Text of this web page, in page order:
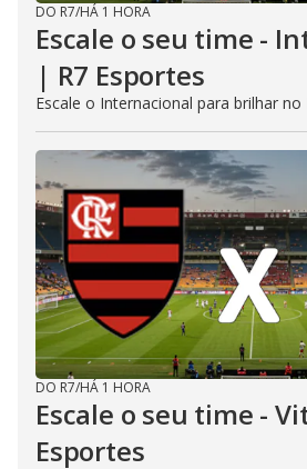
DO R7/HÁ 1 HORA
Escale o seu time -
| R7 Esportes
Escale o Internacional para brilhar no
DO R7/HÁ 1 HORA
Escale o seu time -
Esportes